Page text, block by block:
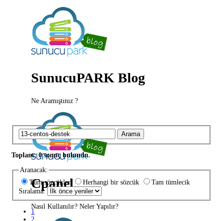
SunucuPARK Blog
Ne Aramıştınız ?
Cpanel
Nasıl Kullanılır? Neler Yapılır?
Arama
Toplam: 0 sonuç bulundu.
Aranacak:
Tüm sözcükler
Herhangi bir sözcük
Tam tümlecik
Sıralama:
1
2